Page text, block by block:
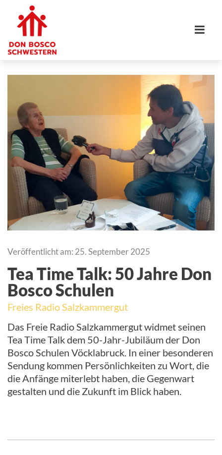
Veröffentlicht am: 25. September 2025
Tea Time Talk: 50 Jahre Don
Bosco Schulen
Freies Radio Salzkammergut
Das Freie Radio Salzkammergut widmet seinen
Tea Time Talk dem 50-Jahr-Jubiläum der Don
Bosco Schulen Vöcklabruck. In einer besonderen
Sendung kommen Persönlichkeiten zu Wort, die
die Anfänge miterlebt haben, die Gegenwart
gestalten und die Zukunft im Blick haben.